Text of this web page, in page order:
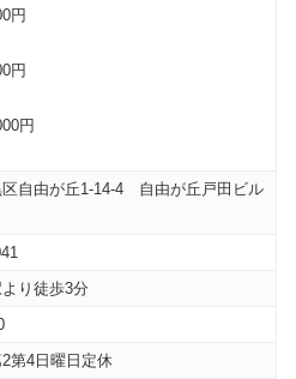
円
円
円
区自由が丘1-14-4 自由が丘戸田ビル
り徒歩3分
第4日曜日定休